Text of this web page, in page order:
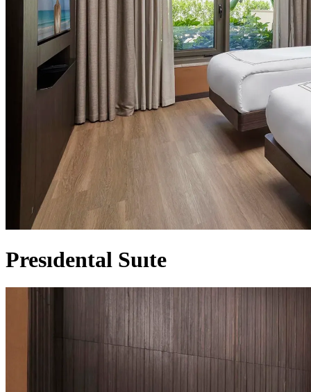
Presıdental Suıte